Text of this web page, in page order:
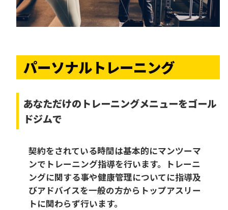
パーソナルトレーニング
あなただけの トレーニングメニューをゴール
ドジムで
契約をされている時間は基本的にマンツーマ
ンでトレーニング指導を行います。トレーニ
ングに関する事や健康管理についてに指導及
びアドバイスを一般の方からトップアスリー
トに関わらず行います。